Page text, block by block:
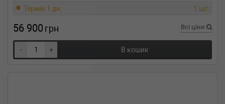
Термін 1 дн. 1 шт.
56 900 грн Всі ціни
- + В кошик